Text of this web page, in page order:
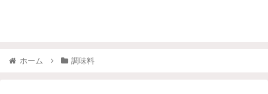
ホーム 調味料